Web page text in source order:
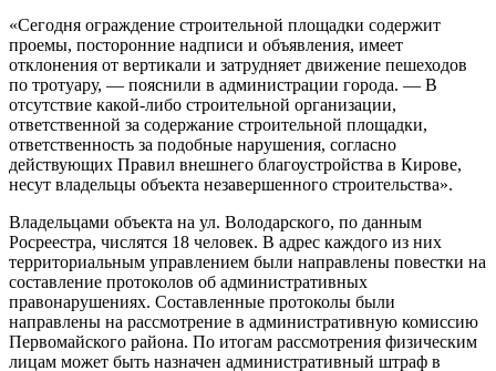
«Сегодня ограждение строительной площадки содержит
проемы, посторонние надписи и объявления, имеет
отклонения от вертикали и затрудняет движение пешеходов
по тротуару, — пояснили в администрации города. — В
отсутствие какой-либо строительной организации,
ответственной за содержание строительной площадки,
ответственность за подобные нарушения, согласно
действующих Правил внешнего благоустройства в Кирове,
несут владельцы объекта незавершенного строительства».
Владельцами объекта на ул. Володарского, по данным
Росреестра, числятся 18 человек. В адрес каждого из них
территориальным управлением были направлены повестки на
составление протоколов об административных
правонарушениях. Составленные протоколы были
направлены на рассмотрение в административную комиссию
Первомайского района. По итогам рассмотрения физическим
лицам может быть назначен административный штраф в